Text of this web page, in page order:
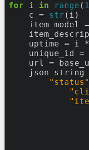
for
i in range ( 1
c = str (i)
item_model
=
uptime = i *
unique_id =
url
=
json_string
"status"